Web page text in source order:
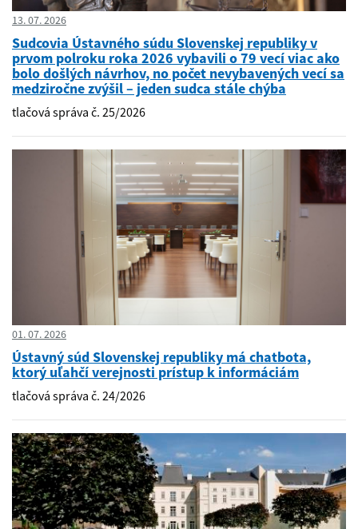
13. 07. 2026
Sudcovia Ústavného súdu Slovenskej republiky v
prvom polroku roka 2026 vybavili o 79 vecí viac ako
bolo došlých návrhov, no počet nevybavených vecí sa
medziročne zvýšil – jeden sudca stále chýba
tlačová správa č. 25/2026
01. 07. 2026
Ústavný súd Slovenskej republiky má chatbota,
ktorý uľahčí verejnosti prístup k informáciám
tlačová správa č. 24/2026